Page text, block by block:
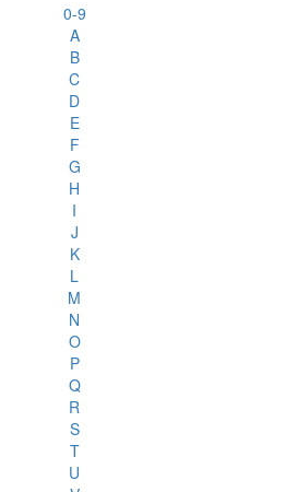
0-9
A
B
C
D
E
F
G
H
I
J
K
L
M
N
O
P
Q
R
S
T
U